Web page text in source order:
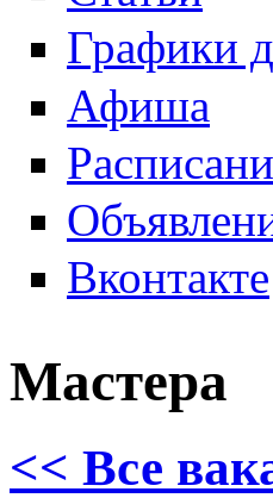
Графики
Афиша
Вконтакте
Мастера
<< Все